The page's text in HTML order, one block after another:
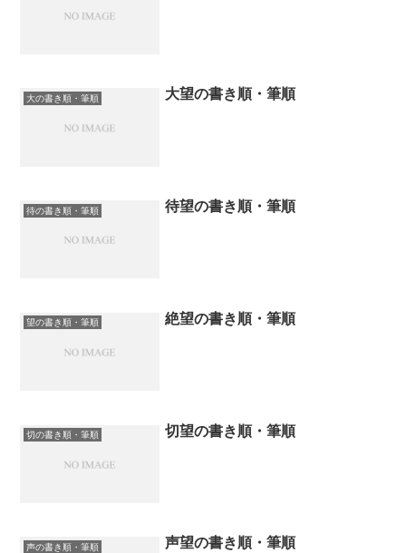
大の書き順・筆順 大望の書き順・筆順
待の書き順・筆順 待望の書き順・筆順
望の書き順・筆順 絶望の書き順・筆順
切の書き順・筆順 切望の書き順・筆順
声の書き順・筆順 声望の書き順・筆順